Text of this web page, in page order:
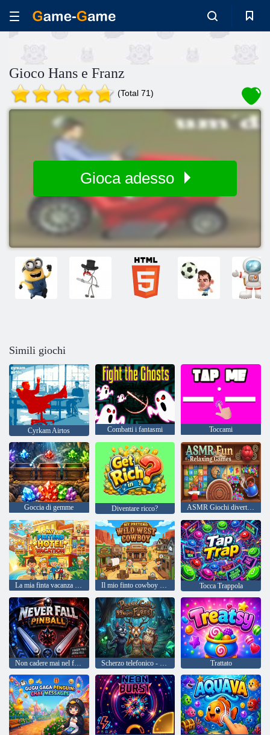
Gioco Hans e Franz
(Total 71)
Gioca adesso
Simili giochi
Cyrkam Airtos Combatti i fantasmi Toccami
Goccia di gemme Diventare ricco? ASMR Giochi divertenti e rilassanti
La mia finta vacanza in hotel Il mio finto cowboy del selvaggio West Tocca Trappola
Non cadere mai nel flipper Scherzo telefonico - 99 notti nella foresta Trattato